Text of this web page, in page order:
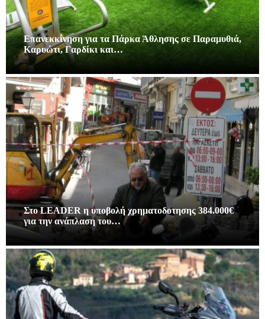
Επανεκκίνηση για τα Πάρκα Άθλησης σε Παραμυθιά,
Καρυώτι, Γαρδίκι και…
Στο LEADER η υποβολή χρηματοδοτησης 384.000€
για την ανάπλαση του…